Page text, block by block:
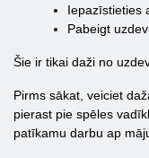
Iepazīstieties
Pabeigt
Šie ir tikai daži no
Pirms sākat, veiciet
pierast pie spēles
patīkamu darbu ap